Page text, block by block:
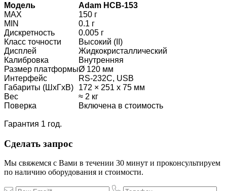
Модель
Adam HCB-153
MAX
150 г
MIN
0.1 г
Дискретность
0.005 г
Класс точности
Высокий (II)
Дисплей
Жидкокристаллический
Калибровка
Внутренняя
Размер платформыØ 120 мм
Интерфейс
RS-232C, USB
Габариты (ШхГхВ)
172 × 251 х 75 мм
Вес
≈ 2 кг
Поверка
Включена в стоимость
Гарантия 1 год.
Сделать запрос
Мы свяжемся с Вами в течении 30 минут и проконсультируем
по наличию оборудования и стоимости.